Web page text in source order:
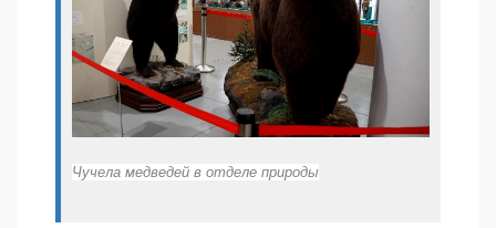
Чучела медведей в отделе природы